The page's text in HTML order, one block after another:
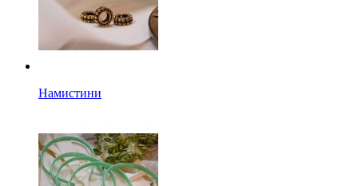
Намистини